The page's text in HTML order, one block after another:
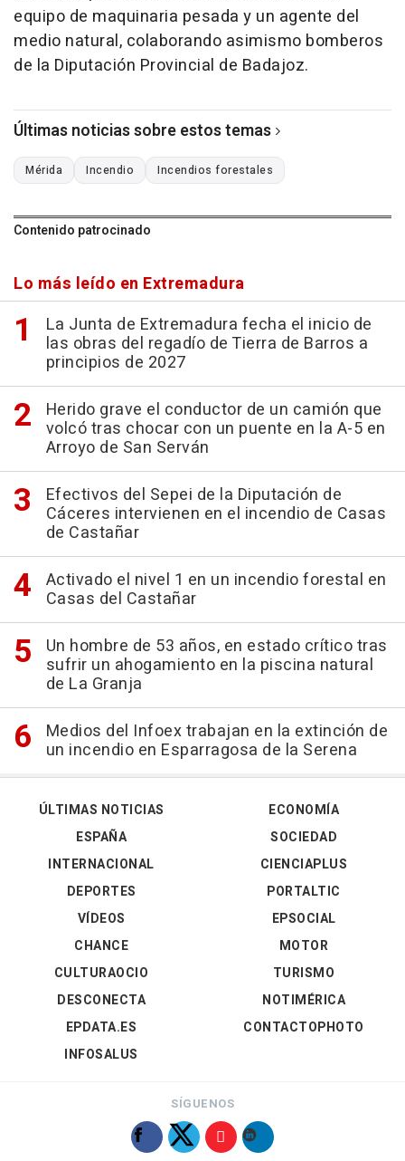
equipo de maquinaria pesada y un agente del
medio natural, colaborando asimismo bomberos
de la Diputación Provincial de Badajoz.
Últimas noticias sobre estos temas
Mérida Incendio Incendios forestales
Contenido patrocinado
Lo más leído en Extremadura
La Junta de Extremadura fecha el inicio de
las obras del regadío de Tierra de Barros a
principios de 2027
Herido grave el conductor de un camión que
volcó tras chocar con un puente en la A-5 en
Arroyo de San Serván
Efectivos del Sepei de la Diputación de
Cáceres intervienen en el incendio de Casas
de Castañar
Activado el nivel 1 en un incendio forestal en
Casas del Castañar
Un hombre de 53 años, en estado crítico tras
sufrir un ahogamiento en la piscina natural
de La Granja
Medios del Infoex trabajan en la extinción de
un incendio en Esparragosa de la Serena
ÚLTIMAS NOTICIAS
ESPAÑA
INTERNACIONAL
DEPORTES
VÍDEOS
ECONOMÍA
SOCIEDAD
CIENCIAPLUS
PORTALTIC
EPSOCIAL
CHANCE
CULTURAOCIO
DESCONECTA
EPDATA.ES
INFOSALUS
MOTOR
TURISMO
NOTIMÉRICA
CONTACTOPHOTO
SÍGUENOS